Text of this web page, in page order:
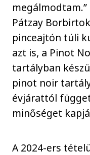
megálmodtam.”
Pátzay
pinceajtón túli
azt is, a Pinot
tartályban
pinot noir
évjárattól
minőséget
A 2024-ers